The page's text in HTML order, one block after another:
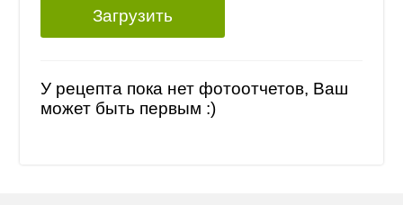
Загрузить
У рецепта пока нет фотоотчетов, Ваш
может быть первым :)